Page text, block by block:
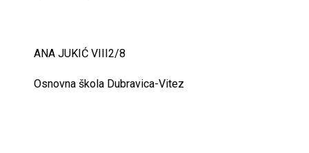
ANA JUKIĆ VIII2/8
Osnovna škola Dubravica-Vitez